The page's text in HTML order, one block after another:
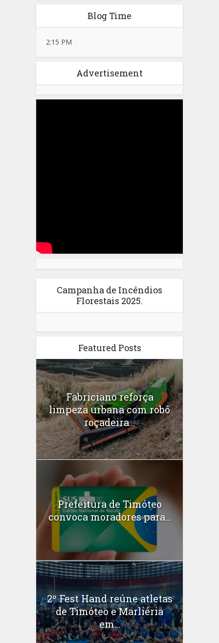
Blog Time
2:15 PM
Advertisement
Campanha de Incêndios
Florestais 2025.
Featured Posts
Fabriciano reforça
limpeza urbana com robô
roçadeira...
Prefeitura de Timóteo
convoca moradores para...
2º Fest Hand reúne atletas
de Timóteo e Marliéria
em...